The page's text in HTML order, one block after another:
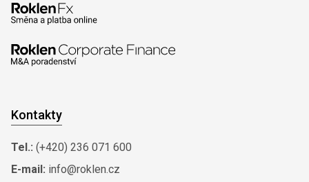
Kontakty
Tel.: (+420) 236 071 600
E-mail: info@roklen.cz